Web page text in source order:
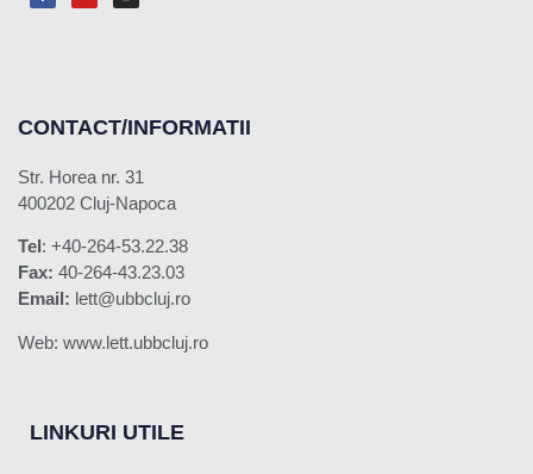
CONTACT/INFORMATII
Str. Horea nr. 31
400202 Cluj-Napoca
Tel: +40-264-53.22.38
Fax: 40-264-43.23.03
Email: lett@ubbcluj.ro
Web: www.lett.ubbcluj.ro
LINKURI UTILE